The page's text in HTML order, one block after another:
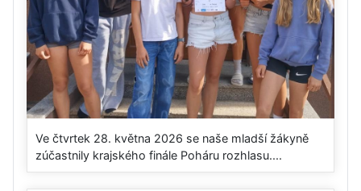
Ve čtvrtek 28. května 2026 se naše mladší žákyně
zúčastnily krajského finále Poháru rozhlasu....